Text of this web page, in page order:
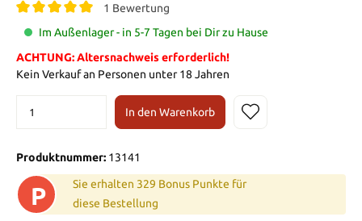
1 Bewertung
Im Außenlager - in 5-7 Tagen bei Dir zu Hause
ACHTUNG: Altersnachweis erforderlich!
Kein Verkauf an Personen unter 18 Jahren
In den Warenkorb
Produktnummer: 13141
P
Sie erhalten 329 Bonus Punkte für
diese Bestellung